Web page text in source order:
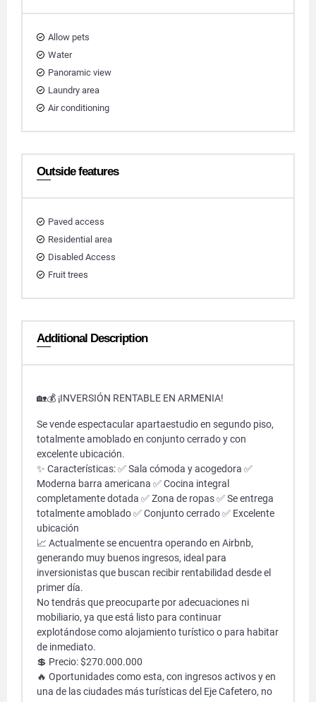
Allow pets
Water
Panoramic view
Laundry area
Air conditioning
Outside features
Paved access
Residential area
Disabled Access
Fruit trees
Additional Description
🏡💰 ¡INVERSIÓN RENTABLE EN ARMENIA!
Se vende espectacular apartaestudio en segundo piso,
totalmente amoblado en conjunto cerrado y con
excelente ubicación.
✨ Características: ✅ Sala cómoda y acogedora ✅
Moderna barra americana ✅ Cocina integral
completamente dotada ✅ Zona de ropas ✅ Se entrega
totalmente amoblado ✅ Conjunto cerrado ✅ Excelente
ubicación
📈 Actualmente se encuentra operando en Airbnb,
generando muy buenos ingresos, ideal para
inversionistas que buscan recibir rentabilidad desde el
primer día.
No tendrás que preocuparte por adecuaciones ni
mobiliario, ya que está listo para continuar
explotándose como alojamiento turístico o para habitar
de inmediato.
💲 Precio: $270.000.000
🔥 Oportunidades como esta, con ingresos activos y en
una de las ciudades más turísticas del Eje Cafetero, no